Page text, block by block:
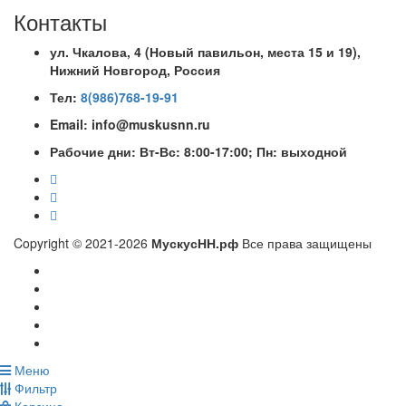
Контакты
ул. Чкалова, 4 (Новый павильон, места 15 и 19),
Нижний Новгород, Россия
Тел: 8(986)768-19-91
Email: info@muskusnn.ru
Рабочие дни: Вт-Вс: 8:00-17:00; Пн: выходной
Copyright © 2021-2026 МускусНН.рф Все права защищены
Меню
Фильтр